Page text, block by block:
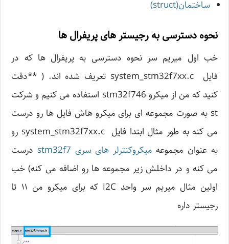
ساختمان(struct)
نحوه دسترسی به رجیستر های پریفرال ها
خب اول میریم سر نحوه دسترسی به پریفرال ها که در
فایل system_stm32f7xx.c تعریف شده اند. ( **دقت
کنید که من از میکرو stm32f746 استفاده می کنیم و شرکت
st به صورت مجموعه ای برای میکرو هاش فایل ها رو درست
می کنه به طور مثال ابتدا فایل system_stm32f7xx.c رو
به عنوان مجموعه میکروکنترلر های سری stm32f7
درست
می کنه و در داخلش زیر مجموعه ها رو اضافه می کنه) خب
اولین مثال میریم سر واحد I2C که برای میکرو من ۱۱ تا
رجیستر داره